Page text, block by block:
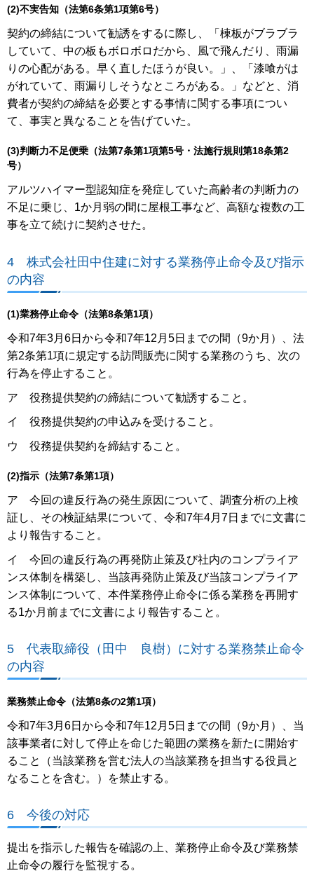
(2)不実告知（法第6条第1項第6号）
契約の締結について勧誘をするに際し、「棟板がブラブラ
していて、中の板もボロボロだから、風で飛んだり、雨漏
りの心配がある。早く直したほうが良い。」、「漆喰がは
がれていて、雨漏りしそうなところがある。」などと、消
費者が契約の締結を必要とする事情に関する事項につい
て、事実と異なることを告げていた。
(3)判断力不足便乗（法第7条第1項第5号・法施行規則第18条第2
号）
アルツハイマー型認知症を発症していた高齢者の判断力の
不足に乗じ、1か月弱の間に屋根工事など、高額な複数の工
事を立て続けに契約させた。
4 株式会社田中住建に対する業務停止命令及び指示
の内容
(1)業務停止命令（法第8条第1項）
令和7年3月6日から令和7年12月5日までの間（9か月）、法
第2条第1項に規定する訪問販売に関する業務のうち、次の
行為を停止すること。
ア 役務提供契約の締結について勧誘すること。
イ 役務提供契約の申込みを受けること。
ウ 役務提供契約を締結すること。
(2)指示（法第7条第1項）
ア 今回の違反行為の発生原因について、調査分析の上検
証し、その検証結果について、令和7年4月7日までに文書に
より報告すること。
イ 今回の違反行為の再発防止策及び社内のコンプライア
ンス体制を構築し、当該再発防止策及び当該コンプライア
ンス体制について、本件業務停止命令に係る業務を再開す
る1か月前までに文書により報告すること。
5 代表取締役（田中 良樹）に対する業務禁止命令
の内容
業務禁止命令（法第8条の2第1項）
令和7年3月6日から令和7年12月5日までの間（9か月）、当
該事業者に対して停止を命じた範囲の業務を新たに開始す
ること（当該業務を営む法人の当該業務を担当する役員と
なることを含む。）を禁止する。
6 今後の対応
提出を指示した報告を確認の上、業務停止命令及び業務禁
止命令の履行を監視する。